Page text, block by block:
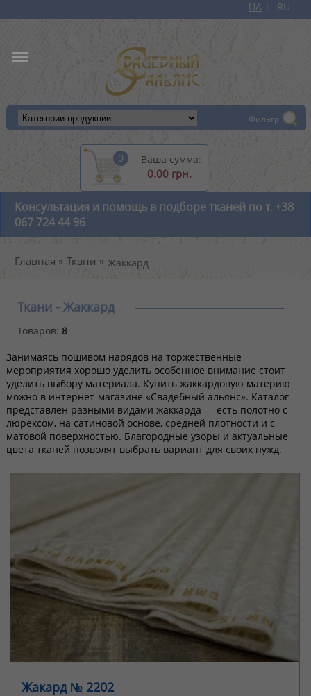
RU
UA
Фильтр
0 Ваша сумма:
0.00 грн.
Консультация и помощь в подборе тканей по т. +38
067 724 44 96
Главная Ткани Жаккард
Ткани - Жаккард
Товаров: 8
Занимаясь пошивом нарядов на торжественные
мероприятия хорошо уделить особенное внимание стоит
уделить выбору материала. Купить жаккардовую материю
можно в интернет-магазине «Свадебный альянс». Каталог
представлен разными видами жаккарда — есть полотно с
люрексом, на сатиновой основе, средней плотности и с
матовой поверхностью. Благородные узоры и актуальные
цвета тканей позволят выбрать вариант для своих нужд.
Жакард № 2202